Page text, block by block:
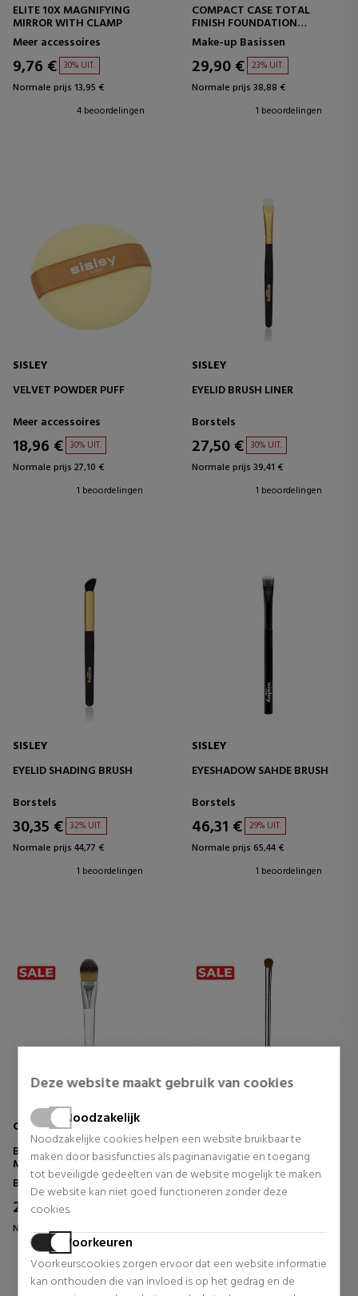
Deze website maakt gebruik van cookies
Noodzakelijk
Noodzakelijke cookies helpen een website bruikbaar te
maken door basisfuncties als paginanavigatie en toegang
tot beveiligde gedeelten van de website mogelijk te maken.
De website kan niet goed functioneren zonder deze
cookies.
Voorkeuren
Voorkeurscookies zorgen ervoor dat een website informatie
kan onthouden die van invloed is op het gedrag en de
ELITE 10X MAGNIFYING
MIRROR WITH CLAMP
Meer accessoires
9,76 € 30% UIT.
Normale prijs 13,95 €
4 beoordelingen
COMPACT CASE TOTAL
FINISH FOUNDATION
MAKE-UP BASISKOFFER
Make-up Basissen
29,90 € 23% UIT.
Normale prijs 38,88 €
1 beoordelingen
SISLEY
VELVET POWDER PUFF
Meer accessoires
18,96 € 30% UIT.
Normale prijs 27,10 €
1 beoordelingen
SISLEY
EYELID BRUSH LINER
Borstels
27,50 € 30% UIT.
Normale prijs 39,41 €
1 beoordelingen
SISLEY
EYELID SHADING BRUSH
Borstels
30,35 € 32% UIT.
Normale prijs 44,77 €
1 beoordelingen
SISLEY
EYESHADOW SAHDE BRUSH
Borstels
46,31 € 29% UIT.
Normale prijs 65,44 €
1 beoordelingen
CLINIQUE
BROCHA PARA BASE DE
MAQUILLAJE
Borstels
28,75 €
Normale prijs 50,44 €
0 beoordelingen
BROCHA PARA SOMBRAS DE
OJOS
Borstels
Normale prijs 31,70 €